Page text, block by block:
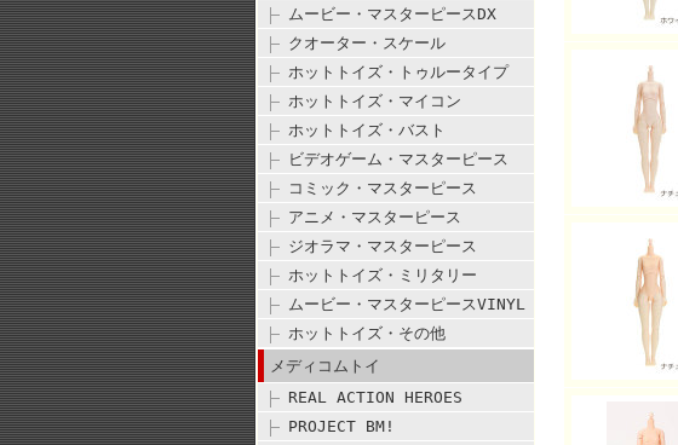
ムービー・マスターピースDX
クオーター・スケール
ホットトイズ・トゥルータイプ
ホットトイズ・マイコン
ホットトイズ・バスト
ビデオゲーム・マスターピース
コミック・マスターピース
アニメ・マスターピース
ジオラマ・マスターピース
ホットトイズ・ミリタリー
ムービー・マスターピースVINYL
ホットトイズ・その他
メディコムトイ
REAL ACTION HEROES
PROJECT BM!